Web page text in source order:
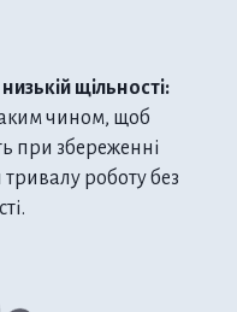
щільності:
чином, щоб
при збереженні
тривалу роботу без